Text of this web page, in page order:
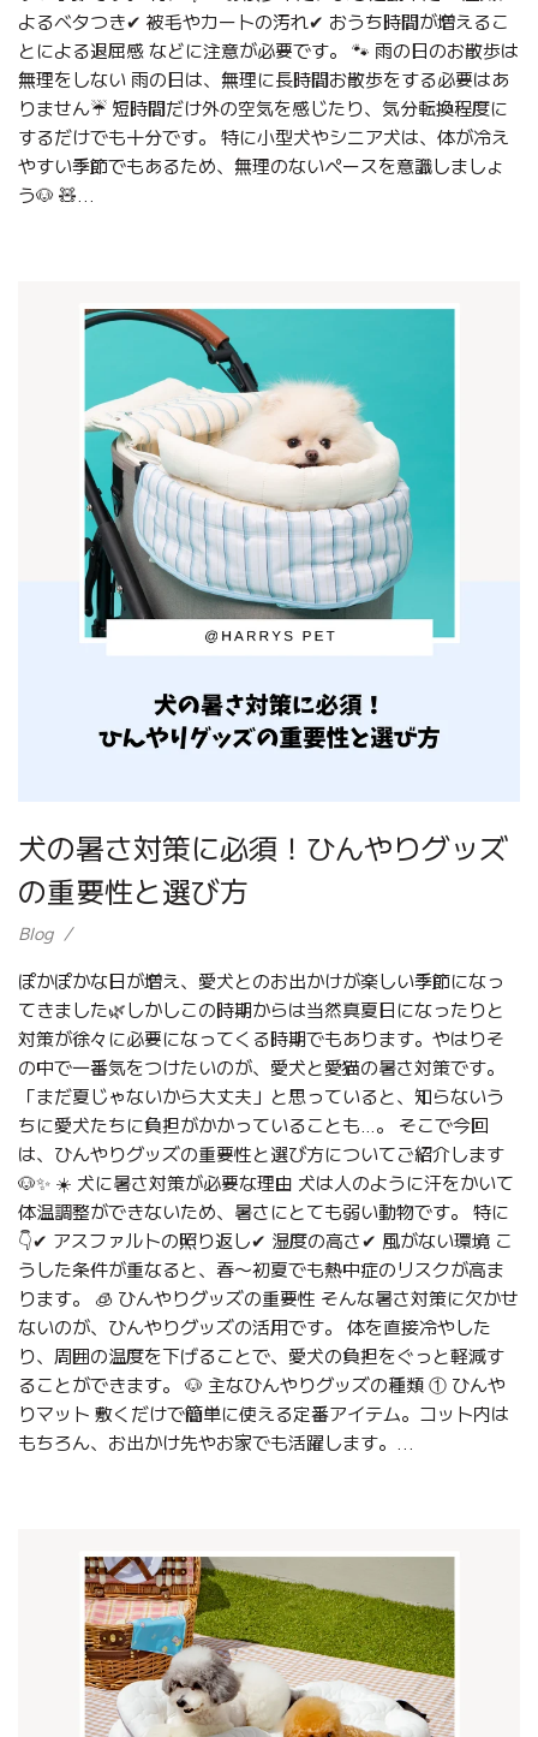
よるベタつき✔ 被毛やカートの汚れ✔ おうち時間が増えるこ
とによる退屈感 などに注意が必要です。 🐾 雨の日のお散歩は
無理をしない 雨の日は、無理に長時間お散歩をする必要はあ
りません☔ 短時間だけ外の空気を感じたり、気分転換程度に
するだけでも十分です。 特に小型犬やシニア犬は、体が冷え
やすい季節でもあるため、無理のないペースを意識しましょ
う🐶 🧸...
犬の暑さ対策に必須！ひんやりグッズ
の重要性と選び方
Blog
ぽかぽかな日が増え、愛犬とのお出かけが楽しい季節になっ
てきました🌿しかしこの時期からは当然真夏日になったりと
対策が徐々に必要になってくる時期でもあります。やはりそ
の中で一番気をつけたいのが、愛犬と愛猫の暑さ対策です。
「まだ夏じゃないから大丈夫」と思っていると、知らないう
ちに愛犬たちに負担がかかっていることも…。 そこで今回
は、ひんやりグッズの重要性と選び方についてご紹介します
🐶✨ ☀️ 犬に暑さ対策が必要な理由 犬は人のように汗をかいて
体温調整ができないため、暑さにとても弱い動物です。 特に
👇✔ アスファルトの照り返し✔ 湿度の高さ✔ 風がない環境 こ
うした条件が重なると、春〜初夏でも熱中症のリスクが高ま
ります。 🧊 ひんやりグッズの重要性 そんな暑さ対策に欠かせ
ないのが、ひんやりグッズの活用です。 体を直接冷やした
り、周囲の温度を下げることで、愛犬の負担をぐっと軽減す
ることができます。 🐶 主なひんやりグッズの種類 ① ひんや
りマット 敷くだけで簡単に使える定番アイテム。コット内は
もちろん、お出かけ先やお家でも活躍します。...